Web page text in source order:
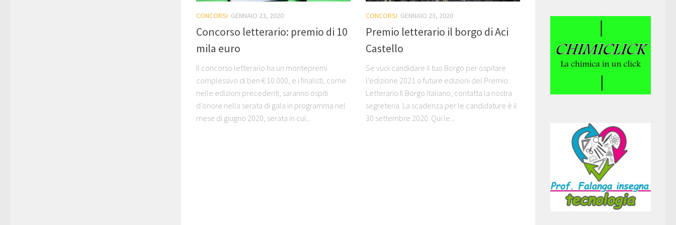
CONCORSI GENNAIO 23, 2020
Concorso letterario: premio di 10
mila euro
Il concorso letterario ha un montepremi
complessivo di ben € 10.000, e i finalisti, come
nelle edizioni precedenti, saranno ospiti
d’onore nella serata di gala in programma nel
mese di giugno 2020, serata in cui...
CONCORSI GENNAIO 23, 2020
Premio letterario il borgo di Aci
Castello
Se vuoi candidare il tuo Borgo per ospitare
l’edizione 2021 o future edizioni del Premio
Letterario Il Borgo Italiano, contatta la nostra
segreteria. La scadenza per le candidature è il
30 settembre 2020. Qui le...